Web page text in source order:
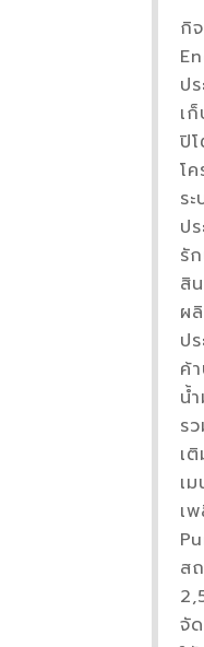
กิ
ป
เ
ปิ
โ
ร
ป
รั
สิ
ผ
ป
ค้
น้
ร
เ
เ
เ
ส
จั